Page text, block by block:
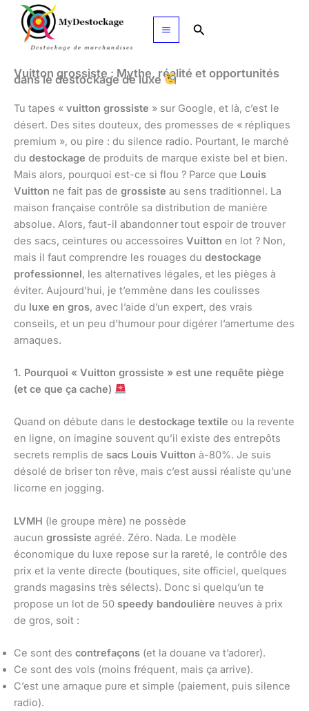
Aller
contenu
Rechercher
Vuitton grossiste : Mythe, réalité et opportunités
dans le destockage de luxe
Tu tapes « vuitton grossiste » sur Google, et là, c’est le
désert. Des sites douteux, des promesses de « répliques
premium », ou pire : du silence radio. Pourtant, le marché
du destockage de produits de marque existe bel et bien.
Mais alors, pourquoi est-ce si flou ? Parce que Louis
Vuitton ne fait pas de grossiste au sens traditionnel. La
maison française contrôle sa distribution de manière
absolue. Alors, faut-il abandonner tout espoir de trouver
des sacs, ceintures ou accessoires Vuitton en lot ? Non,
mais il faut comprendre les rouages du destockage
professionnel, les alternatives légales, et les pièges à
éviter. Aujourd’hui, je t’emmène dans les coulisses
du luxe en gros, avec l’aide d’un expert, des vrais
conseils, et un peu d’humour pour digérer l’amertume des
arnaques.
1. Pourquoi « Vuitton grossiste » est une requête piège
(et ce que ça cache)
Quand on débute dans le destockage textile ou la revente
en ligne, on imagine souvent qu’il existe des entrepôts
secrets remplis de sacs Louis Vuitton à-80%. Je suis
désolé de briser ton rêve, mais c’est aussi réaliste qu’une
licorne en jogging.
LVMH (le groupe mère) ne possède
aucun grossiste agréé. Zéro. Nada. Le modèle
économique du luxe repose sur la rareté, le contrôle des
prix et la vente directe (boutiques, site officiel, quelques
grands magasins très sélects). Donc si quelqu’un te
propose un lot de 50 speedy bandoulière neuves à prix
de gros, soit :
Ce sont des contrefaçons (et la douane va t’adorer).
Ce sont des vols (moins fréquent, mais ça arrive).
C’est une arnaque pure et simple (paiement, puis silence
radio).